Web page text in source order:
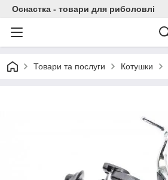
Оснастка - товари для риболовлі
Товари та послуги Котушки